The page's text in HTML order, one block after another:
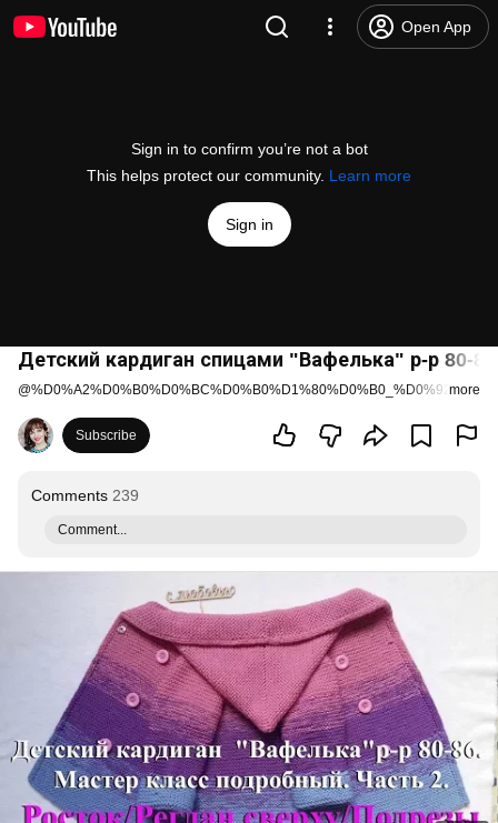
Open App
Sign in to confirm you’re not a bot
This helps protect our community. Learn more
Sign in
Детский кардиган спицами "Вафелька" р-р 80-
@ more
Subscribe
Comments 239
Comment...